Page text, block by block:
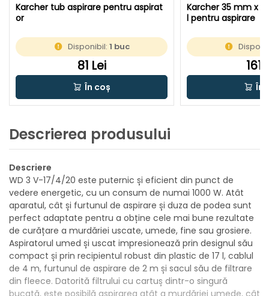
Karcher tub aspirare pentru aspirat
or
Disponibil: 1 buc
81 Lei
În coș
Karcher 35 mm x
l pentru aspirare
161
În
Descrierea produsului
Descriere
WD 3 V-17/4/20 este puternic și eficient din punct de
vedere energetic, cu un consum de numai 1000 W. Atât
aparatul, cât și furtunul de aspirare și duza de podea sunt
perfect adaptate pentru a obține cele mai bune rezultate
de curățare a murdăriei uscate, umede, fine sau grosiere.
Aspiratorul umed și uscat impresionează prin designul său
compact și prin recipientul robust din plastic de 17 l, cablul
de 4 m, furtunul de aspirare de 2 m și sacul său de filtrare
din fleece. Datorită filtrului cu cartuș dintr-o singură
bucată, este posibilă aspirarea atât a murdăriei umede, cât